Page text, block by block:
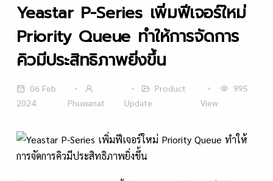
Yeastar P-Series เพิ่มฟีเจอร์ใหม่
Priority Queue ทำให้การจัดการ
คิวมีประสิทธิภาพยิ่งขึ้น
06 Feb
2024
Phuwanat
Product
Update
995
View